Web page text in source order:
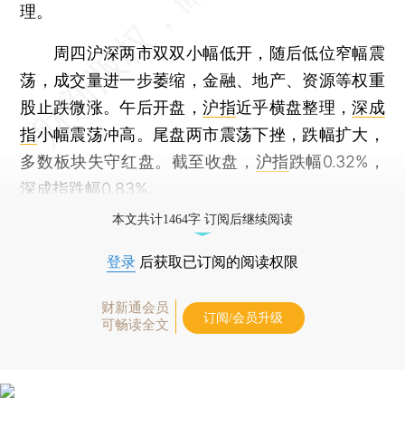
理。
周四沪深两市双双小幅低开，随后低位窄幅震
荡，成交量进一步萎缩，金融、地产、资源等权重
股止跌微涨。午后开盘，沪指近乎横盘整理，深成
指小幅震荡冲高。尾盘两市震荡下挫，跌幅扩大，
多数板块失守红盘。截至收盘， 沪指跌幅0.32%，
深成指跌幅0.83%。
本文共计1464字 订阅后继续阅读
登录 后获取已订阅的阅读权限
财新通会员
可畅读全文
订阅/会员升级